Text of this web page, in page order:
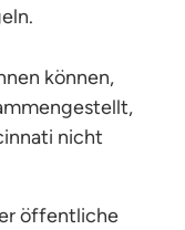
können,
nicht
öffentliche